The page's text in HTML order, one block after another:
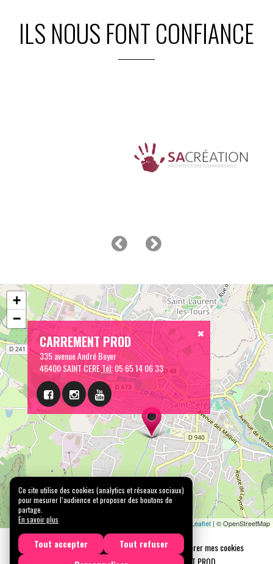
ILS NOUS FONT CONFIANCE
CARREMENT PROD
335 avenue André Boyer
46400 SAINT CERETél:05 65 14 06 33
+
−
Leaflet | © OpenStreetMap
Mentions légales Confidentialité
Gérer mes cookies
Tous droits réservés © 2026 |
CARREMENT PROD
Ce site utilise des cookies (analytics et réseaux sociaux)
pour mesurer l’audience et proposer des boutons de
partage.
En savoir plus
Tout accepter
Tout refuser